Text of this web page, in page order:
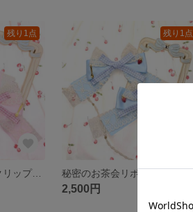
残り1点
秘密のお茶会リボンクリップ ピンク
残り1点
2,500円